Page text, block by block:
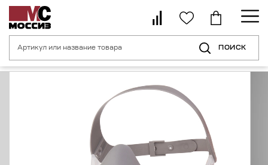
ПОИСК
Главная страница Средства индивидуальной защиты